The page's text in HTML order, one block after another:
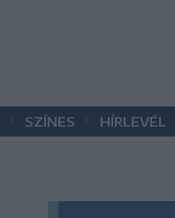
SZÍNES HÍRLEVÉL